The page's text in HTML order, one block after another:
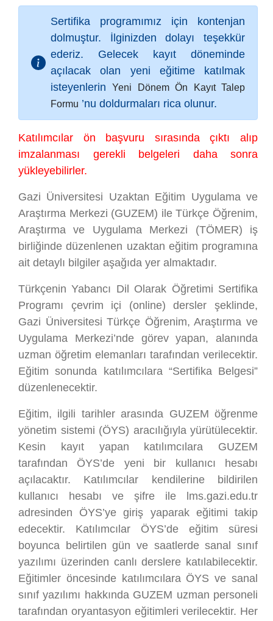
Sertifika programımız için kontenjan
dolmuştur. İlginizden dolayı teşekkür
ederiz. Gelecek kayıt döneminde
açılacak olan yeni eğitime katılmak
isteyenlerinYeni Dönem Ön Kayıt Talep
Formu ’nu doldurmaları rica olunur.
Katılımcılar ön başvuru sırasında çıktı alıp
imzalanması gerekli belgeleri daha sonra
yükleyebilirler.
Gazi Üniversitesi Uzaktan Eğitim Uygulama ve
Araştırma Merkezi (GUZEM) ile Türkçe Öğrenim,
Araştırma ve Uygulama Merkezi (TÖMER) iş
birliğinde düzenlenen uzaktan eğitim programına
ait detaylı bilgiler aşağıda yer almaktadır.
Türkçenin Yabancı Dil Olarak Öğretimi Sertifika
Programı çevrim içi (online) dersler şeklinde,
Gazi Üniversitesi Türkçe Öğrenim, Araştırma ve
Uygulama Merkezi’nde görev yapan, alanında
uzman öğretim elemanları tarafından verilecektir.
Eğitim sonunda katılımcılara “Sertifika Belgesi”
düzenlenecektir.
Eğitim, ilgili tarihler arasında GUZEM öğrenme
yönetim sistemi (ÖYS) aracılığıyla yürütülecektir.
Kesin kayıt yapan katılımcılara GUZEM
tarafından ÖYS’de yeni bir kullanıcı hesabı
açılacaktır. Katılımcılar kendilerine bildirilen
kullanıcı hesabı ve şifre ile lms.gazi.edu.tr
adresinden ÖYS’ye giriş yaparak eğitimi takip
edecektir. Katılımcılar ÖYS’de eğitim süresi
boyunca belirtilen gün ve saatlerde sanal sınıf
yazılımı üzerinden canlı derslere katılabilecektir.
Eğitimler öncesinde katılımcılara ÖYS ve sanal
sınıf yazılımı hakkında GUZEM uzman personeli
tarafından oryantasyon eğitimleri verilecektir. Her